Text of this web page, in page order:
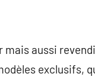
mais aussi
exclusifs,